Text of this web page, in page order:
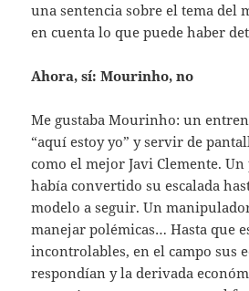
una sentencia sobre el tema del
en cuenta lo que puede haber
Ahora, sí: Mourinho, no
Me gustaba Mourinho: un
“aquí estoy yo” y servir de
como el mejor Javi Clemente.
había convertido su escalada
modelo a seguir. Un
manejar polémicas… Hasta que
incontrolables, en el campo sus
respondían y la derivada